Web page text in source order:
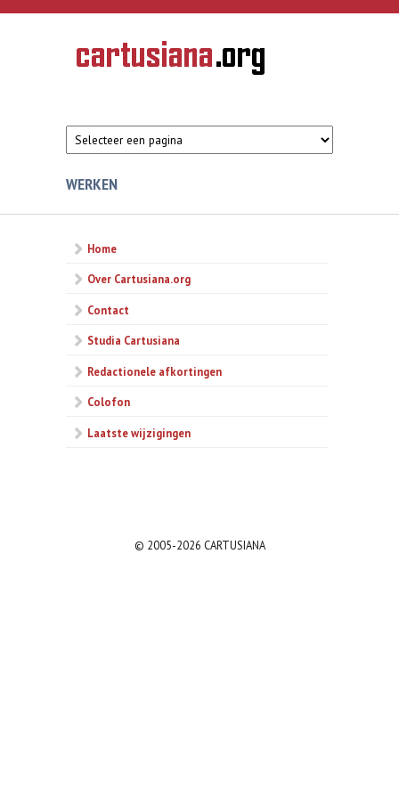
Overslaan en naar de inhoud gaan
CARTUSIANA
Geschiedenis
van de
WERKEN
Home
Over Cartusiana.org
Contact
Studia Cartusiana
Redactionele afkortingen
Colofon
Laatste wijzigingen
© 2005-2026 CARTUSIANA